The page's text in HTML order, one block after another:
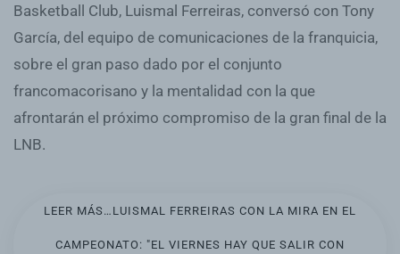
Basketball Club, Luismal Ferreiras, conversó con Tony
García, del equipo de comunicaciones de la franquicia,
sobre el gran paso dado por el conjunto
francomacorisano y la mentalidad con la que
afrontarán el próximo compromiso de la gran final de la
LNB.
LEER MÁS…LUISMAL FERREIRAS CON LA MIRA EN EL
CAMPEONATO: "EL VIERNES HAY QUE SALIR CON